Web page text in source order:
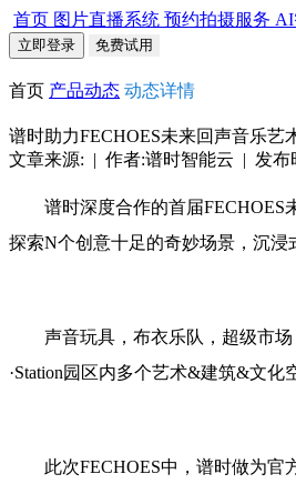
首页 图片直播系统 预约拍摄服务
立即登录 免费试用
首页 产品动态 动态详情
谱时助力FECHOES未来回声音乐艺
文章来源: | 作者:谱时智能云 | 发布
谱时深度合作的首届FECHOES未
探索N个创意十足的奇妙场景，沉
声音玩具，布衣乐队，超级市场
·Station园区内多个艺术&建筑&文
此次FECHOES中，谱时做为官方